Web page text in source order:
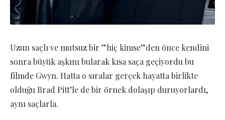
Uzun saçlı ve mutsuz bir ”hiç kimse”den önce kendini
sonra büyük aşkını bularak kısa saça geçiyordu bu
filmde Gwyn. Hatta o sıralar gerçek hayatta birlikte
olduğu Brad Pitt’le de bir örnek dolaşıp duruyorlardı,
aynı saçlarla.